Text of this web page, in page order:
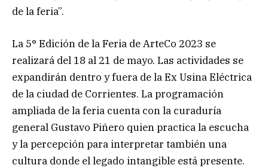
de la feria”.
La 5° Edición de la Feria de ArteCo 2023 se
realizará del 18 al 21 de mayo. Las actividades se
expandirán dentro y fuera de la Ex Usina Eléctrica
de la ciudad de Corrientes. La programación
ampliada de la feria cuenta con la curaduría
general Gustavo Piñero quien practica la escucha
y la percepción para interpretar también una
cultura donde el legado intangible está presente.